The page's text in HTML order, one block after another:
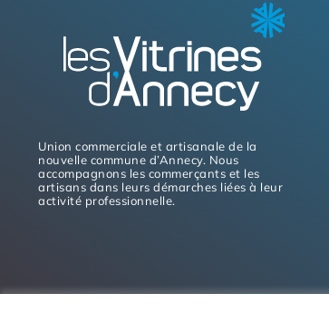
Union commerciale et artisanale de la
nouvelle commune d’Annecy. Nous
accompagnons les commerçants et les
artisans dans leurs démarches liées à leur
activité professionnelle.